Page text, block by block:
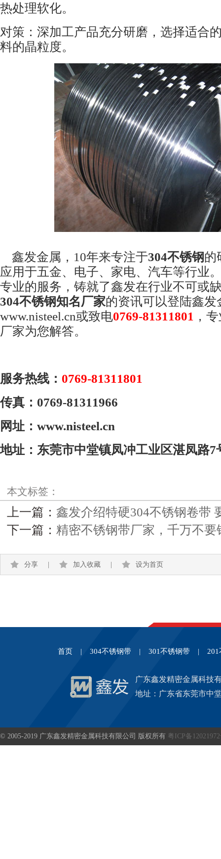
热处理软化。
对策：深加工产品充分研磨，选择适合
料的晶粒度。
鑫发金属， 10年来专注于304不锈钢的
应用于五金、电子、家电、汽车等行业
专业的服务，铸就了鑫发在行业不可或
304不锈钢知名厂家的资讯可以登陆鑫
www.nisteel.cn或致电0769-81311801 ，
厂家为您解答。
服务热线： 0769-81311801
传真： 0769-81311966
网址： www.nisteel.cn
地址：东莞市中堂镇凤冲工业区湛凤路7
本文标签：
上一篇： 鑫发介绍特硬304不锈钢卷带
下一篇： 精密不锈钢带厂家，千万不要
分享 加入收藏 设为首页
首页 | 304不锈钢带 | 301不锈钢带 |
广东鑫发精密金属科技
地址：广东省东莞市中
© 2005-2019 广东鑫发精密金属科技有限公司 版权所有 粤ICP备